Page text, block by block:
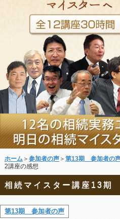
ホーム＞ 参加者の声＞ 第13期 参加者の
2講座の感想
相続マイスター講座
第13期 参加者の声